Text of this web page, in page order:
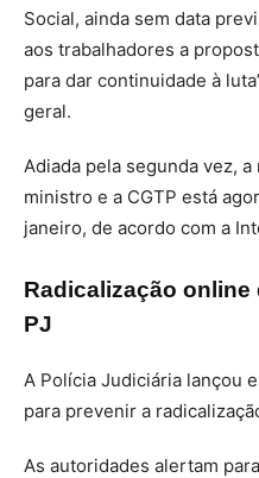
Social, ainda sem data
aos trabalhadores a
para dar continuidade à
geral.
Adiada pela segunda vez,
ministro e a CGTP está
janeiro, de acordo com a
Radicalização
PJ
A Polícia Judiciária lançou
para prevenir a
As autoridades alertam